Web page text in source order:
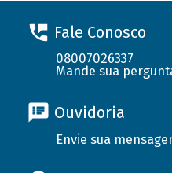
Fale Conosco
08007026337
Mande sua
Ouvidoria
Envie sua